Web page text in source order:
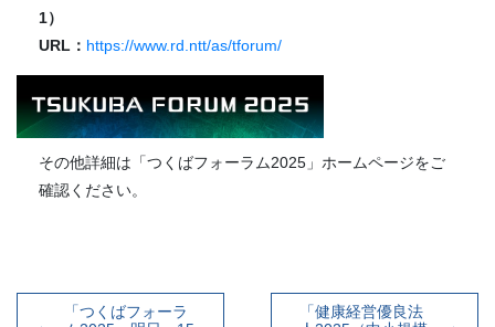
1）
URL： https://www.rd.ntt/as/tforum/
その他詳細は「つくばフォーラム2025」ホームページをご
確認ください。
「つくばフォーラ
「健康経営優良法